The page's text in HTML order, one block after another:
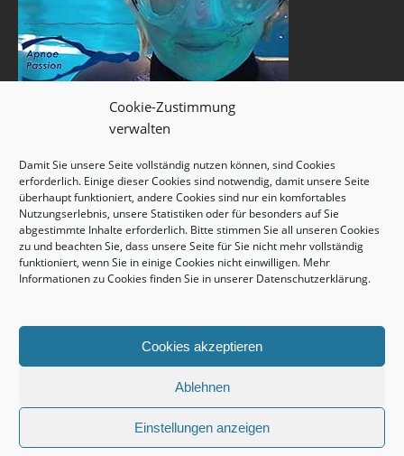
Cookie-Zustimmung
verwalten
Damit Sie unsere Seite vollständig nutzen können, sind Cookies
erforderlich. Einige dieser Cookies sind notwendig, damit unsere Seite
überhaupt funktioniert, andere Cookies sind nur ein komfortables
Nutzungserlebnis, unsere Statistiken oder für besonders auf Sie
abgestimmte Inhalte erforderlich. Bitte stimmen Sie all unseren Cookies
zu und beachten Sie, dass unsere Seite für Sie nicht mehr vollständig
funktioniert, wenn Sie in einige Cookies nicht einwilligen. Mehr
Informationen zu Cookies finden Sie in unserer Datenschutzerklärung.
Cookies akzeptieren
Ablehnen
Einstellungen anzeigen